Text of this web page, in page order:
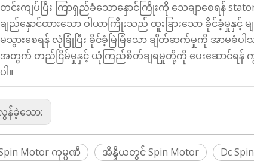
တင်းကျပ်ပြီး ကြာရှည်ခံသောနှောင်ကြိုးကို သေချာစေရန်
ချည်နှောင်ထားသော ဝါယာကြိုးသည် ထူးခြားသော ခိုင်ခံ့
မသွားစေရန် လုံခြုံပြီး ခိုင်ခံ့မြဲမြံသော ချိတ်ဆက်မှုကို အာမ
အတွက် တည်ငြိမ်မှုနှင့် ယုံကြည်စိတ်ချရမှုတို့ကို ပေးဆောင်ရန်
ပါ။
န်ခဲ့သော:
Motor ကုမ္ပဏီ အိန္ဒိယတွင် Spin Motor Dc